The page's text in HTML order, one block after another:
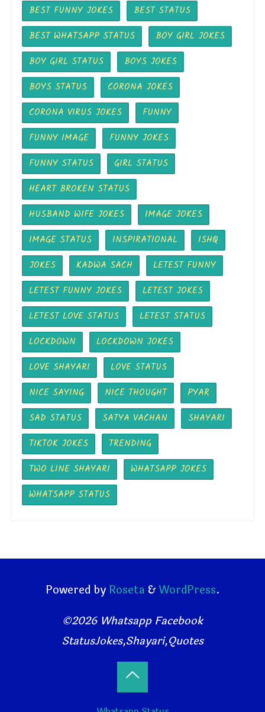
BEST FUNNY JOKES
BEST STATUS
BEST WHATSAPP STATUS
BOY GIRL JOKES
BOY GIRL STATUS
BOYS JOKES
BOYS STATUS
CORONA JOKES
CORONA VIRUS JOKES
FUNNY
FUNNY IMAGE
FUNNY JOKES
FUNNY STATUS
GIRL STATUS
HEART BROKEN STATUS
HUSBAND WIFE JOKES
IMAGE JOKES
IMAGE STATUS
INSPIRATIONAL
ISHQ
JOKES
KADWA SACH
LETEST FUNNY
LETEST FUNNY JOKES
LETEST JOKES
LETEST LOVE STATUS
LETEST STATUS
LOCKDOWN
LOCKDOWN JOKES
LOVE SHAYARI
LOVE STATUS
NICE SAYING
NICE THOUGHT
PYAR
SAD STATUS
SATYA VACHAN
SHAYARI
TIKTOK JOKES
TRENDING
TWO LINE SHAYARI
WHATSAPP JOKES
WHATSAPP STATUS
Powered byRoseta & WordPress.
©2026 Whatsapp Facebook
StatusJokes,Shayari,Quotes
Back